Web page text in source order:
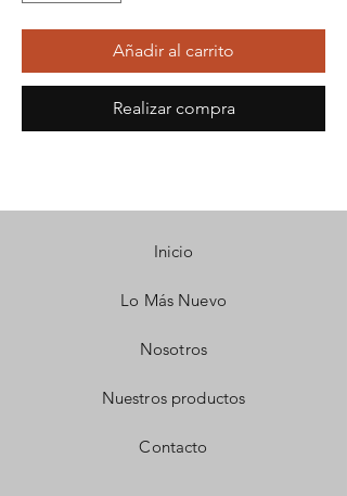
Añadir al carrito
Realizar compra
Inicio
Lo Más Nuevo
Nosotros
Nuestros productos
Contacto